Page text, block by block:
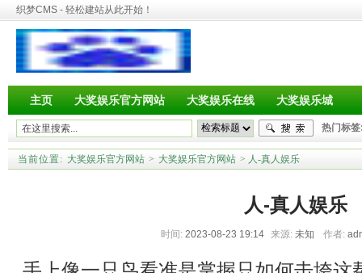
织梦CMS - 轻松建站从此开始！
主页 大奖娱乐官方网站 大奖娱乐在线 大奖娱乐城
热门标
当前位置: 大奖娱乐官方网站 > 大奖娱乐官方网站 > 人-真人娱乐
人-真人娱乐
时间: 2023-08-23 19:14 来源: 未知 作者: